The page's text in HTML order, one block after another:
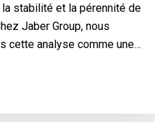
stabilité et la pérennité de
Jaber Group, nous
cette analyse comme une…